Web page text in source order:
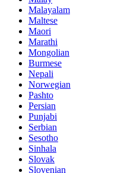
Malayalam
Maltese
Maori
Marathi
Mongolian
Burmese
Nepali
Norwegian
Pashto
Persian
Punjabi
Serbian
Sesotho
Sinhala
Slovak
Slovenian